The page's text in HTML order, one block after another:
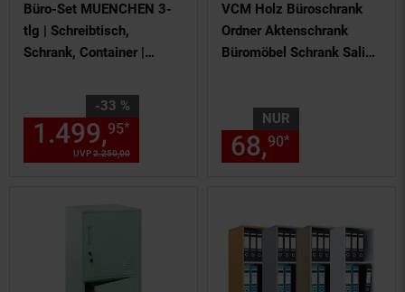
Büro-Set MUENCHEN 3-
tlg | Schreibtisch,
Schrank, Container |
-33 %
Sie Sparen 33 Prozent,
UVP2.250,00
1.499,95* Aktueller Preis: 1499,
VCM Holz Büroschrank
Ordner Aktenschrank
Büromöbel Schrank Salia
NUR
68,90*